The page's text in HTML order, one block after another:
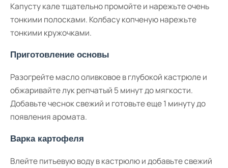
Капусту кале тщательно промойте и нарежьте очень
тонкими полосками. Колбасу копченую нарежьте
тонкими кружочками.
Приготовление основы
Разогрейте масло оливковое в глубокой кастрюле и
обжаривайте лук репчатый 5 минут до мягкости.
Добавьте чеснок свежий и готовьте еще 1 минуту до
появления аромата.
Варка картофеля
Влейте питьевую воду в кастрюлю и добавьте свежий